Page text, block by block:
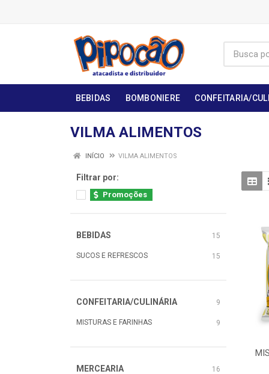
BEBIDAS BOMBONIERE CONFEITARIA/
VILMA ALIMENTOS
INÍCIO VILMA ALIMENTOS
Filtrar por:
Promoções
BEBIDAS 15
SUCOS E REFRESCOS 15
CONFEITARIA/CULINÁRIA 9
MISTURAS E FARINHAS 9
MERCEARIA 16